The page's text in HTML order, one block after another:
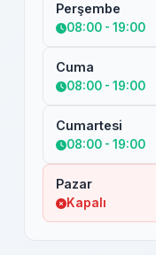
Perşembe
08:00 - 19:00
Cuma
08:00 - 19:00
Cumartesi
08:00 - 19:00
Pazar
Kapalı